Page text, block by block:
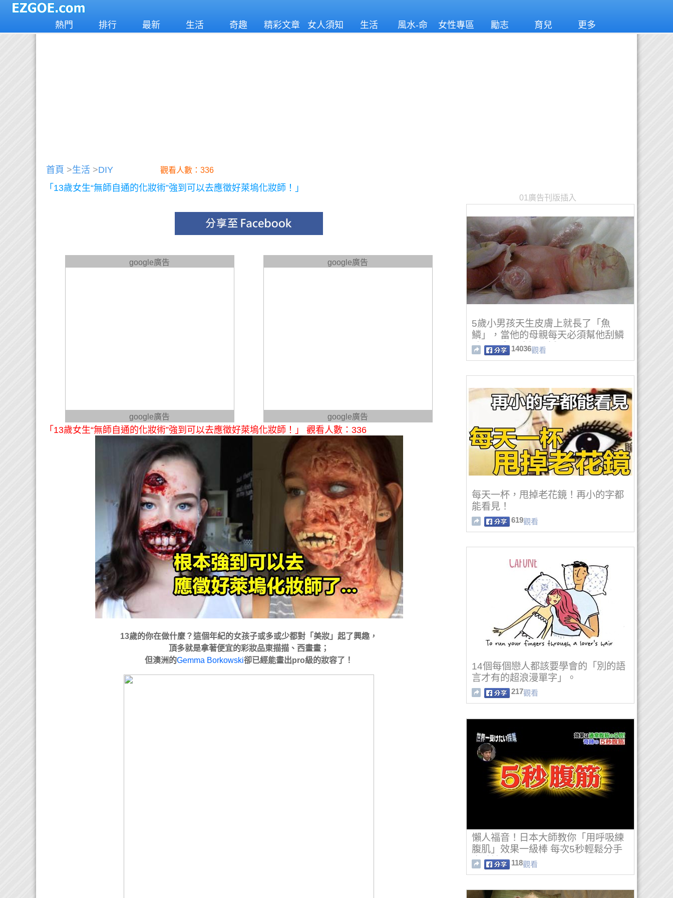
熱門 排行 最新 生活 奇趣 精彩文章 女人須知 生活
風水-命
女性專區 勵志 育兒 更多
首頁 >生活 >DIY 觀看人數：336
「13歲女生“無師自通的化妝術”強到可以去應徵好萊塢化妝師！」
google廣告
google廣告
google廣告
google廣告
「13歲女生“無師自通的化妝術”強到可以去應徵好萊塢化妝師！」 觀看人數：336
13歲的你在做什麼？這個年紀的女孩子或多或少都對「美妝」起了興趣，
頂多就是拿著便宜的彩妝品東描描、西畫畫；
但澳洲的Gemma Borkowski卻已經能畫出pro級的妝容了！
01廣告刊版插入
5歲小男孩天生皮膚上就長了「魚
鱗」，當他的母親每天必須幫他刮鱗
時…那畫面太過震撼了！
14036觀看
每天一杯，甩掉老花鏡！再小的字都
能看見！
619觀看
14個每個戀人都該要學會的「別的語
言才有的超浪漫單字」。
217觀看
懶人福音！日本大師教你「用呼吸練
腹肌」效果一級棒 每次5秒輕鬆分手
大肚楠
118觀看